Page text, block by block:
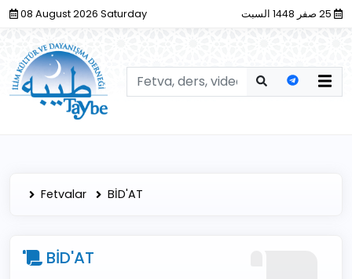
08 August 2026 Saturday
Fetvalar BİD'AT
BİD'AT